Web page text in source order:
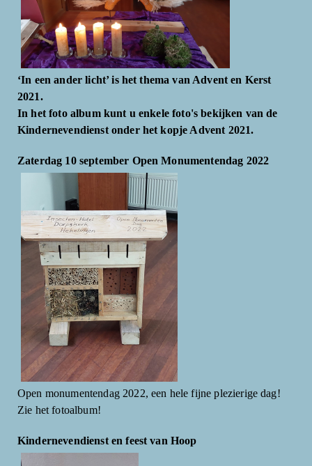
‘In een ander licht’ is het thema van Advent en Kerst
2021.
In het foto album kunt u enkele foto's bekijken van de
Kindernevendienst onder het kopje Advent 2021.
Zaterdag 10 september Open Monumentendag 2022
Open monumentendag 2022, een hele fijne plezierige dag!
Zie het fotoalbum!
Kindernevendienst en feest van Hoop